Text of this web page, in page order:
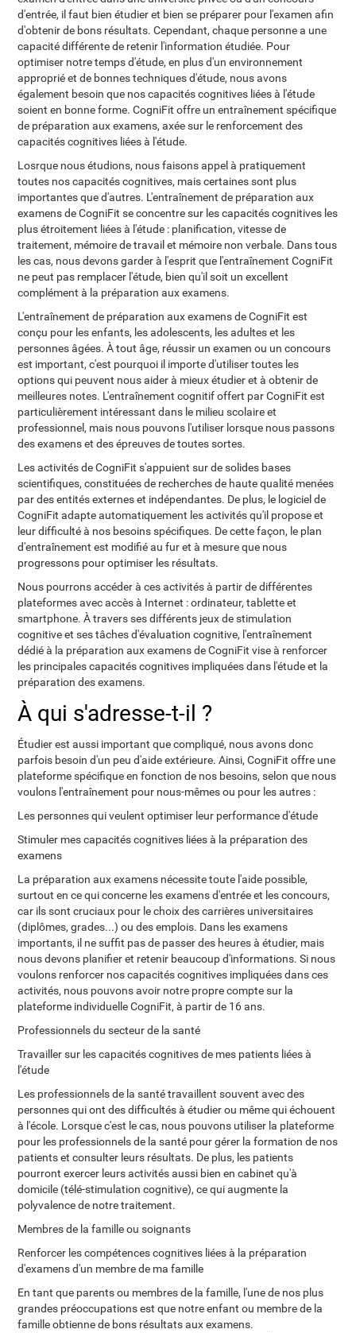
d'entrée, il faut bien étudier et bien se préparer pour l'examen afin
d'obtenir de bons résultats. Cependant, chaque personne a une
capacité différente de retenir l'information étudiée. Pour
optimiser notre temps d'étude, en plus d'un environnement
approprié et de bonnes techniques d'étude, nous avons
également besoin que nos capacités cognitives liées à l'étude
soient en bonne forme. CogniFit offre un entraînement spécifique
de préparation aux examens, axée sur le renforcement des
capacités cognitives liées à l'étude.
Losrque nous étudions, nous faisons appel à pratiquement
toutes nos capacités cognitives, mais certaines sont plus
importantes que d'autres. L'entraînement de préparation aux
examens de CogniFit se concentre sur les capacités cognitives les
plus étroitement liées à l'étude : planification, vitesse de
traitement, mémoire de travail et mémoire non verbale. Dans tous
les cas, nous devons garder à l'esprit que l'entraînement CogniFit
ne peut pas remplacer l'étude, bien qu'il soit un excellent
complément à la préparation aux examens.
L'entraînement de préparation aux examens de CogniFit est
conçu pour les enfants, les adolescents, les adultes et les
personnes âgées. À tout âge, réussir un examen ou un concours
est important, c'est pourquoi il importe d'utiliser toutes les
options qui peuvent nous aider à mieux étudier et à obtenir de
meilleures notes. L'entraînement cognitif offert par CogniFit est
particulièrement intéressant dans le milieu scolaire et
professionnel, mais nous pouvons l'utiliser lorsque nous passons
des examens et des épreuves de toutes sortes.
Les activités de CogniFit s'appuient sur de solides bases
scientifiques, constituées de recherches de haute qualité menées
par des entités externes et indépendantes. De plus, le logiciel de
CogniFit adapte automatiquement les activités qu'il propose et
leur difficulté à nos besoins spécifiques. De cette façon, le plan
d'entraînement est modifié au fur et à mesure que nous
progressons pour optimiser les résultats.
Nous pourrons accéder à ces activités à partir de différentes
plateformes avec accès à Internet : ordinateur, tablette et
smartphone. À travers ses différents jeux de stimulation
cognitive et ses tâches d'évaluation cognitive, l'entraînement
dédié à la préparation aux examens de CogniFit vise à renforcer
les principales capacités cognitives impliquées dans l'étude et la
préparation des examens.
À qui s'adresse-t-il ?
Étudier est aussi important que compliqué, nous avons donc
parfois besoin d'un peu d'aide extérieure. Ainsi, CogniFit offre une
plateforme spécifique en fonction de nos besoins, selon que nous
voulons l'entraînement pour nous-mêmes ou pour les autres :
Les personnes qui veulent optimiser leur performance d'étude
Stimuler mes capacités cognitives liées à la préparation des
examens
La préparation aux examens nécessite toute l'aide possible,
surtout en ce qui concerne les examens d'entrée et les concours,
car ils sont cruciaux pour le choix des carrières universitaires
(diplômes, grades...) ou des emplois. Dans les examens
importants, il ne suffit pas de passer des heures à étudier, mais
nous devons planifier et retenir beaucoup d'informations. Si nous
voulons renforcer nos capacités cognitives impliquées dans ces
activités, nous pouvons avoir notre propre compte sur la
plateforme individuelle CogniFit, à partir de 16 ans.
Professionnels du secteur de la santé
Travailler sur les capacités cognitives de mes patients liées à
l'étude
Les professionnels de la santé travaillent souvent avec des
personnes qui ont des difficultés à étudier ou même qui échouent
à l'école. Lorsque c'est le cas, nous pouvons utiliser la plateforme
pour les professionnels de la santé pour gérer la formation de nos
patients et consulter leurs résultats. De plus, les patients
pourront exercer leurs activités aussi bien en cabinet qu'à
domicile (télé-stimulation cognitive), ce qui augmente la
polyvalence de notre traitement.
Membres de la famille ou soignants
Renforcer les compétences cognitives liées à la préparation
d'examens d'un membre de ma famille
En tant que parents ou membres de la famille, l'une de nos plus
grandes préoccupations est que notre enfant ou membre de la
famille obtienne de bons résultats aux examens.